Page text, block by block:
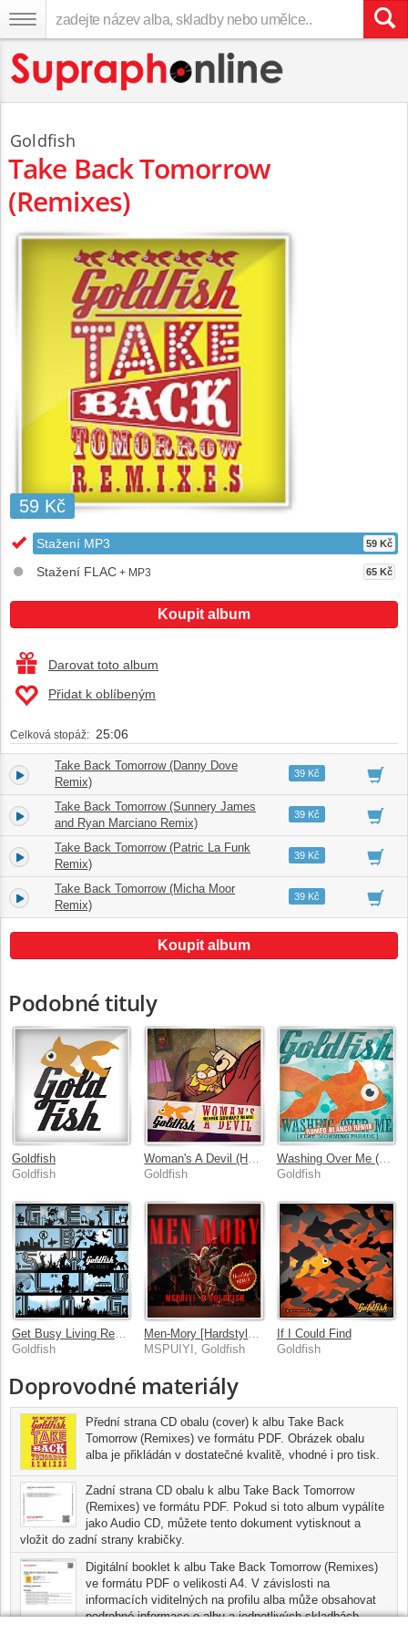
Goldfish
Take Back Tomorrow
(Remixes)
59 Kč
Stažení MP3 59 Kč
Stažení FLAC + MP3 65 Kč
Koupit album
Darovat toto album
Přidat k oblíbeným
Celková stopáž: 25:06
1.
Take Back Tomorrow (Danny Dove
Remix)
06:0239 Kč
2.
Take Back Tomorrow (Sunnery James
and Ryan Marciano Remix)
06:5139 Kč
3.
Take Back Tomorrow (Patric La Funk
Remix)
05:5939 Kč
4.
Take Back Tomorrow (Micha Moor
Remix)
06:1439 Kč
Koupit album
Podobné tituly
Goldfish
Goldfish
Goldfish
Washing Over Me (Romeo Blanco Remix)
Goldfish
Get Busy Living Remixed
Goldfish
Men-Mory [Hardstyle Remix]
MSPUIYI, Goldfish
If I Could Find
Goldfish
Doprovodné materiály
Přední strana CD obalu (cover) k albu Take Back
Tomorrow (Remixes) ve formátu PDF. Obrázek obalu
alba je přikládán v dostatečné kvalitě, vhodné i pro tisk.
Zadní strana CD obalu k albu Take Back Tomorrow
(Remixes) ve formátu PDF. Pokud si toto album vypálíte
jako Audio CD, můžete tento dokument vytisknout a
vložit do zadní strany krabičky.
Digitální booklet k albu Take Back Tomorrow (Remixes)
ve formátu PDF o velikosti A4. V závislosti na
informacích viditelných na profilu alba může obsahovat
podrobné informace o albu a jednotlivých skladbách,